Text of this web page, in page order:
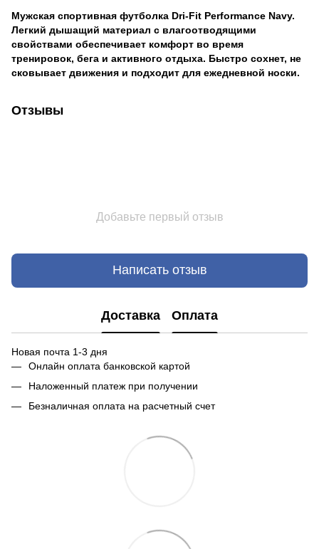
Мужская спортивная футболка Dri-Fit Performance Navy.
Легкий дышащий материал с влагоотводящими
свойствами обеспечивает комфорт во время
тренировок, бега и активного отдыха. Быстро сохнет, не
сковывает движения и подходит для ежедневной носки.
Отзывы
Добавьте первый отзыв
Написать отзыв
Доставка Оплата
Новая почта 1-3 дня
Онлайн оплата банковской картой
Наложенный платеж при получении
Безналичная оплата на расчетный счет